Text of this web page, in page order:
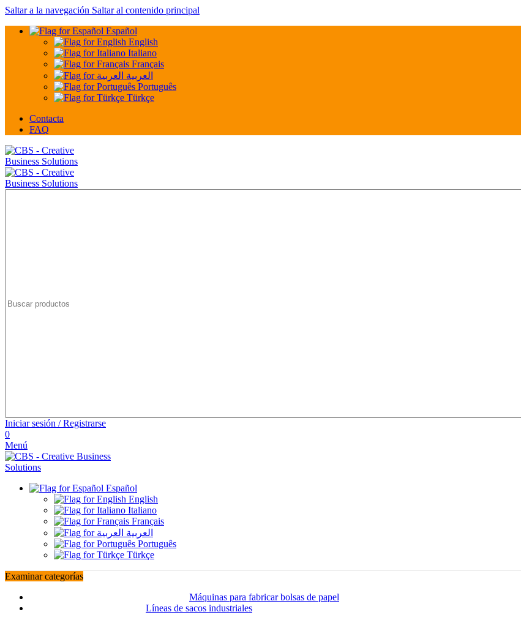
Saltar a la navegación Saltar al contenido principal
Español
English
Italiano
Français
العربية
Português
Türkçe
Contacta
FAQ
Iniciar sesión / Registrarse
0
Menú
Español
English
Italiano
Français
العربية
Português
Türkçe
Examinar categorías
Máquinas para fabricar bolsas de papel
Líneas de sacos industriales